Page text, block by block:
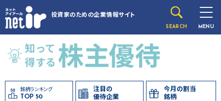
投資家のための企業情報サイト
SEARCH MENU
銘柄ランキング
TOP 50
注目の
優待企業
今月の割当
銘柄